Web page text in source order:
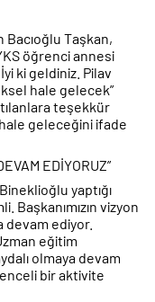
Taşkan,
öğrenci annesi
ki geldiniz. Pilav
hale gelecek”
teşekkür
geleceğini ifade
EDİYORUZ”
yaptığı
Başkanımızın vizyon
devam ediyor.
eğitim
olmaya devam
bir aktivite